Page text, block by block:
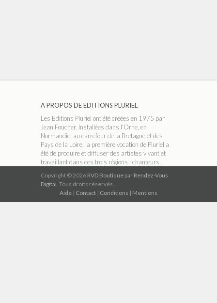
A PROPOS DE EDITIONS PLURIEL
Les Editions Pluriel ont été créées en 1975 par
Jean Foucher. Installées dans l'Orne, en
Normandie, au carrefour de la Bretagne et des
Pays de la Loire, la première vocation de Pluriel a
été de produire et diffuser des artistes vivant et
travaillant dans ces trois régions : chanteurs,
musiciens classiques, etc. Dans les années 90,
avec l'arrivée du CD, le catalogue s'est élargi aux
musiques celtiques et aux bandes playback
Copyright © 2026 RVD Boutique par Rendez-Vous
Digital. Tous droits réservés.
Aide | Contact | Conditions | Mentions